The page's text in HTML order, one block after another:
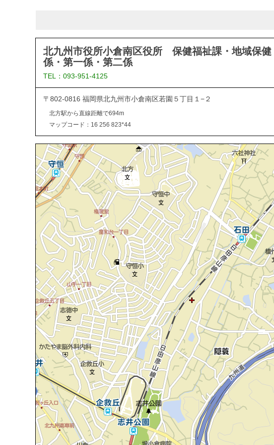
北九州市役所小倉南区役所 保健福祉課・地域保健
係・第一係・第二係
TEL：093-951-4125
〒802-0816 福岡県北九州市小倉南区若園５丁目１−２
北方駅から直線距離で694m
マップコード：16 256 823*44